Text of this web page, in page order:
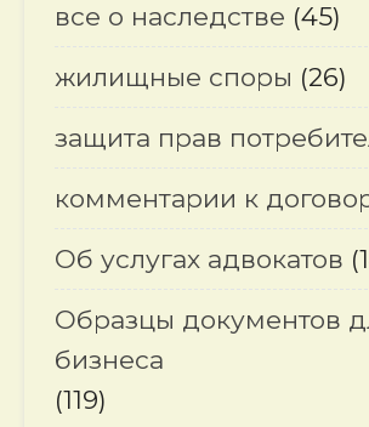
все о наследстве (45)
жилищные споры (26)
защита прав
комментарии к
Об услугах адвокатов
Образцы документов
бизнеса
(119)